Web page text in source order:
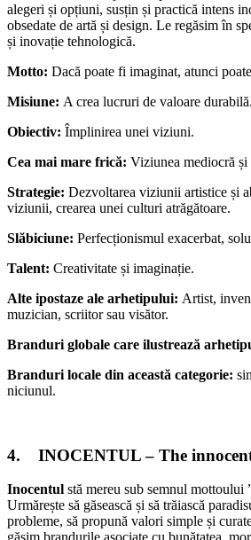
alegeri și opțiuni, susțin și practică intens
obsedate de artă și design. Le regăsim în
și inovație tehnologică.
Motto: Dacă poate fi imaginat, atunci
Misiune: A crea lucruri de valoare durabilă.
Obiectiv: Împlinirea unei viziuni.
Cea mai mare frică: Viziunea mediocră și
Strategie: Dezvoltarea viziunii artistice și
viziunii, crearea unei culturi atrăgătoare.
Slăbiciune: Perfecționismul exacerbat,
Talent: Creativitate și imaginație.
Alte ipostaze ale arhetipului: Artist,
muzician, scriitor sau visător.
Branduri globale care ilustrează
Branduri locale din această categorie:
niciunul.
4. INOCENTUL – The
Inocentul stă mereu sub semnul mottoului
Urmărește să găsească și să trăiască
probleme, să propună valori simple și